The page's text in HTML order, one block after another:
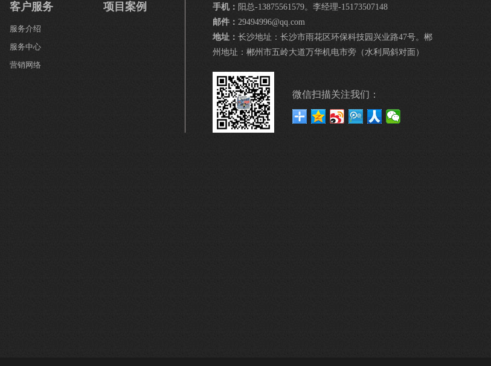
客户服务
服务介绍
服务中心
营销网络
项目案例 手机： 阳总-13875561579。李经理-15173507148
邮件： 29494996@qq.com
地址： 长沙地址：长沙市雨花区环保科技园兴业路47号。郴
州地址：郴州市五岭大道万华机电市旁（水利局斜对面）
微信扫描关注我们：